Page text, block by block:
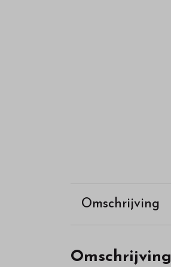
Omschrijving
Omschrijving